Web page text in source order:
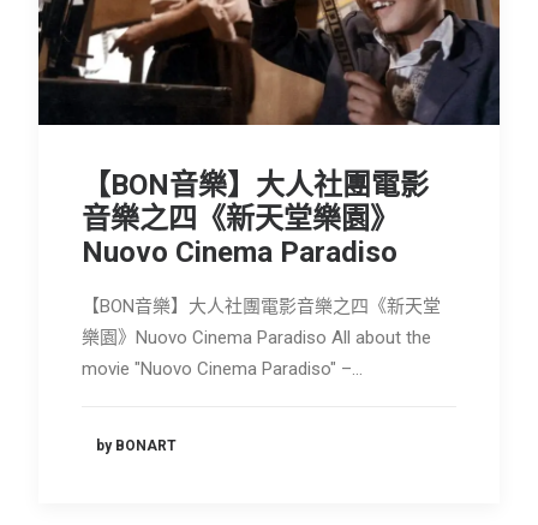
【BON音樂】大人社團電影
音樂之四《新天堂樂園》
Nuovo Cinema Paradiso
【BON音樂】大人社團電影音樂之四《新天堂
樂園》Nuovo Cinema Paradiso All about the
movie "Nuovo Cinema Paradiso" –…
by BONART